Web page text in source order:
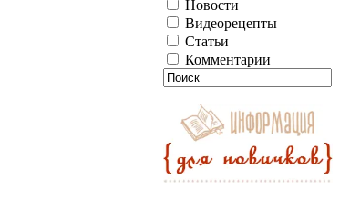
Новости
Видеорецепты
Статьи
Комментарии